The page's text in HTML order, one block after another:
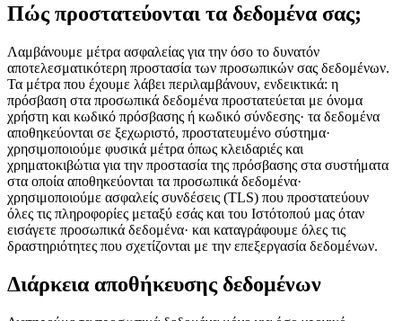
Πώς προστατεύονται τα δεδομένα σας;
Λαμβάνουμε μέτρα ασφαλείας για την όσο το δυνατόν
αποτελεσματικότερη προστασία των προσωπικών σας δεδομένων.
Τα μέτρα που έχουμε λάβει περιλαμβάνουν, ενδεικτικά: η
πρόσβαση στα προσωπικά δεδομένα προστατεύεται με όνομα
χρήστη και κωδικό πρόσβασης ή κωδικό σύνδεσης· τα δεδομένα
αποθηκεύονται σε ξεχωριστό, προστατευμένο σύστημα·
χρησιμοποιούμε φυσικά μέτρα όπως κλειδαριές και
χρηματοκιβώτια για την προστασία της πρόσβασης στα συστήματα
στα οποία αποθηκεύονται τα προσωπικά δεδομένα·
χρησιμοποιούμε ασφαλείς συνδέσεις (TLS) που προστατεύουν
όλες τις πληροφορίες μεταξύ εσάς και του Ιστότοπού μας όταν
εισάγετε προσωπικά δεδομένα· και καταγράφουμε όλες τις
δραστηριότητες που σχετίζονται με την επεξεργασία δεδομένων.
Διάρκεια αποθήκευσης δεδομένων